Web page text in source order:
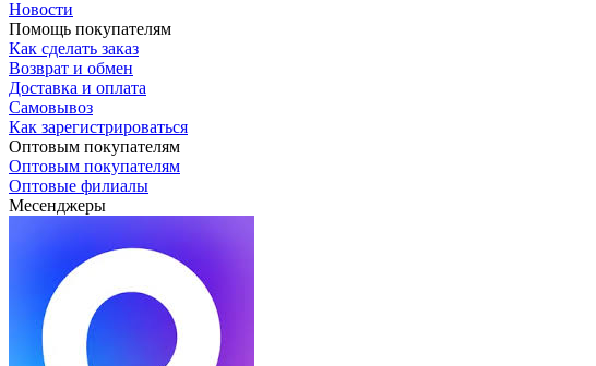
Новости
Помощь покупателям
Как сделать заказ
Возврат и обмен
Доставка и оплата
Самовывоз
Как зарегистрироваться
Оптовым покупателям
Оптовым покупателям
Оптовые филиалы
Месенджеры